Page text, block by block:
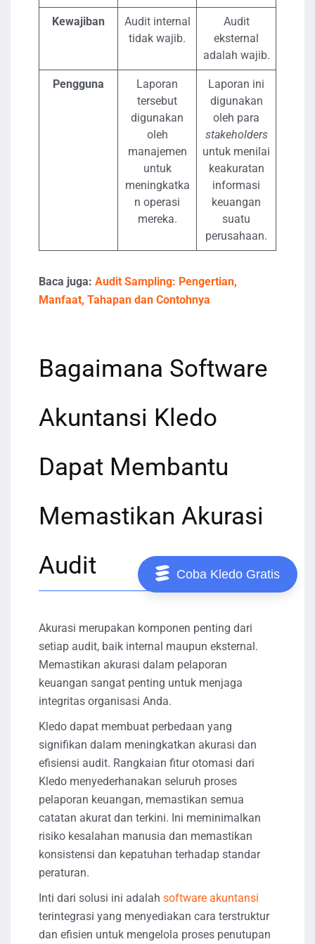
Kewajiban
Audit internal
tidak wajib.
Audit
eksternal
adalah wajib.
Pengguna
Laporan
tersebut
digunakan
oleh
manajemen
untuk
meningkatka
n operasi
mereka.
Laporan ini
digunakan
oleh para
stakeholders
untuk menilai
keakuratan
informasi
keuangan
suatu
perusahaan.
Baca juga: Audit Sampling: Pengertian,
Manfaat, Tahapan dan Contohnya
Bagaimana Software
Akuntansi Kledo
Dapat Membantu
Memastikan Akurasi
Audit
Akurasi merupakan komponen penting dari
setiap audit, baik internal maupun eksternal.
Memastikan akurasi dalam pelaporan
keuangan sangat penting untuk menjaga
integritas organisasi Anda.
Kledo dapat membuat perbedaan yang
signifikan dalam meningkatkan akurasi dan
efisiensi audit. Rangkaian fitur otomasi dari
Kledo menyederhanakan seluruh proses
pelaporan keuangan, memastikan semua
catatan akurat dan terkini. Ini meminimalkan
risiko kesalahan manusia dan memastikan
konsistensi dan kepatuhan terhadap standar
peraturan.
Inti dari solusi ini adalah software akuntansi
terintegrasi yang menyediakan cara terstruktur
dan efisien untuk mengelola proses penutupan
Coba Kledo Gratis